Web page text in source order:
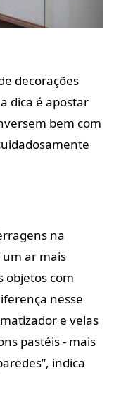
decorações
dica é apostar
bem com
na
ar mais
objetos com
nesse
e velas
pastéis - mais
indica